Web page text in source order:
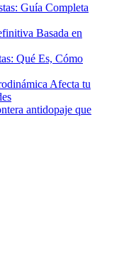
Guía Completa
Basada en
Qué Es, Cómo
Afecta tu
antidopaje que